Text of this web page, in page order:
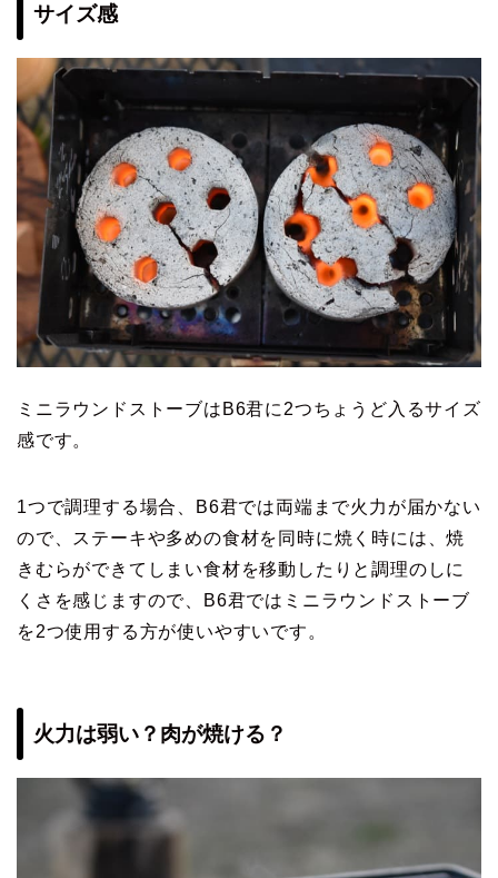
サイズ感
ミニラウンドストーブはB6君に2つちょうど入るサイズ
感です。
1つで調理する場合、B6君では両端まで火力が届かない
ので、ステーキや多めの食材を同時に焼く時には、焼
きむらができてしまい食材を移動したりと調理のしに
くさを感じますので、B6君ではミニラウンドストーブ
を2つ使用する方が使いやすいです。
火力は弱い？肉が焼ける？